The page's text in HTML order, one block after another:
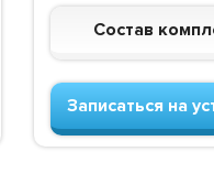
Состав
Записаться на